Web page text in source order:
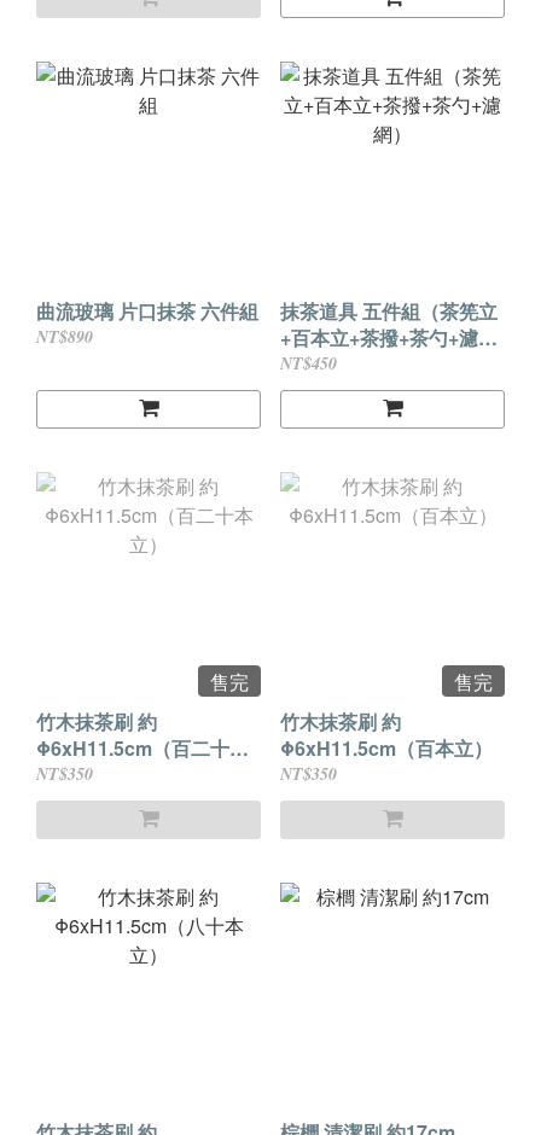
曲流玻璃 片口抹茶 六件組
NT$890
抹茶道具 五件組（茶筅立
+百本立+茶撥+茶勺+濾
網）
NT$450
售完
竹木抹茶刷 約
Φ6xH11.5cm（百二十本
立）
NT$350
售完
竹木抹茶刷 約
Φ6xH11.5cm（百本立）
NT$350